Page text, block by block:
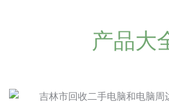
产品大